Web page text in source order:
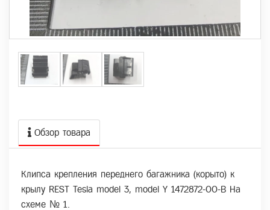
Обзор товара
Клипса крепления переднего багажника (корыто) к
крылу REST Tesla model 3, model Y 1472872-00-B На
схеме № 1.